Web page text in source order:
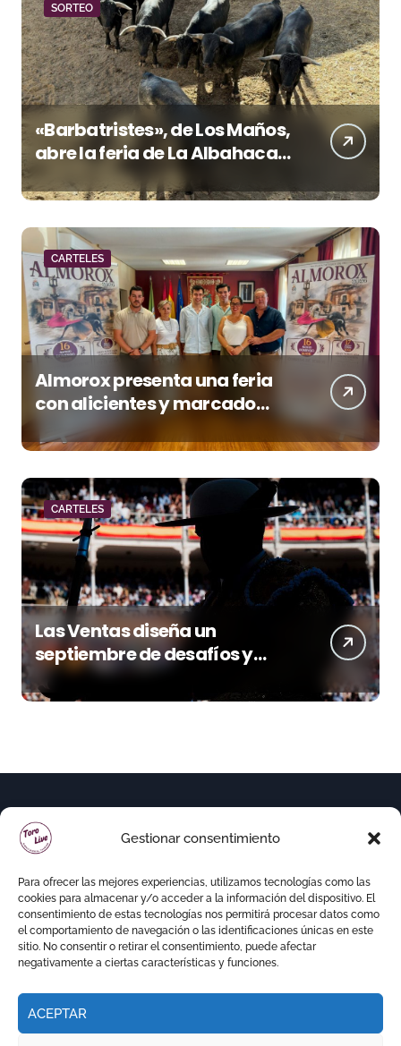
Gestionar consentimiento
Para ofrecer las mejores experiencias, utilizamos tecnologías como las
cookies para almacenar y/o acceder a la información del dispositivo. El
consentimiento de estas tecnologías nos permitirá procesar datos como
el comportamiento de navegación o las identificaciones únicas en este
sitio. No consentir o retirar el consentimiento, puede afectar
negativamente a ciertas características y funciones.
ACEPTAR
SORTEO
«Barbatristes», de Los Maños,
abre la feria de La Albahaca
de Huesca
CARTELES
Almorox presenta una feria
con alicientes y marcado
acento torista
CARTELES
Las Ventas diseña un
septiembre de desafíos y
variedad ganadera